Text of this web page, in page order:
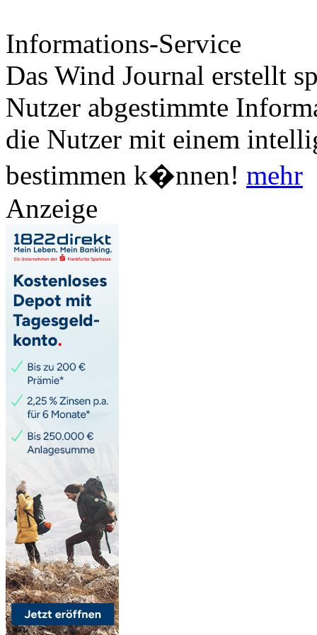
Informations-Service
Das Wind Journal erstellt
Nutzer abgestimmte
die Nutzer mit einem
bestimmen k�nnen! mehr
Anzeige